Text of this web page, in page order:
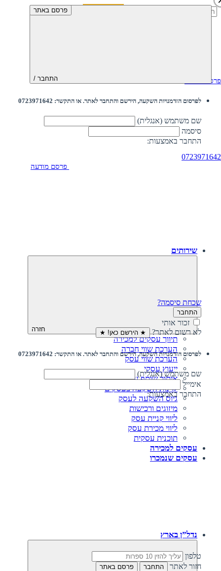
חיפוש:
0723971642
פרסם מודעה התחבר /
לפרסום הזדמנויות השקעה, הירשם והתחבר לאתר. או התקשר: 0723971642
שם משתמש (אנגלית)
סיסמה
התחבר באמצעות:
שכחת סיסמה?
התחבר
זכור אותי
לא רשום לאתר? ★ הירשם כאן! ★
פרסם באתר
לפרסום הזדמנויות השקעה, הירשם והתחבר לאתר. או התקשר: 0723971642
שם משתמש (אנגלית)
אימייל
התחבר באמצעות:
טלפון
חזור לאתר
התחבר פרסם באתר
פרסם מודעה
שירותים
חזרה
תיווך עסקים למכירה
הערכת שווי חברה
הערכת שווי עסק
ייעוץ עסקי
איתור שותף עסקי
קרנות השקעה בעסקים
גיוס השקעה לעסק‎‎
מיזוגים ורכישות
ליווי קניית עסק
ליווי מכירת עסק
תוכנית עסקית
עסקים למכירה
עסקים שנמכרו
נדל”ן בארץ